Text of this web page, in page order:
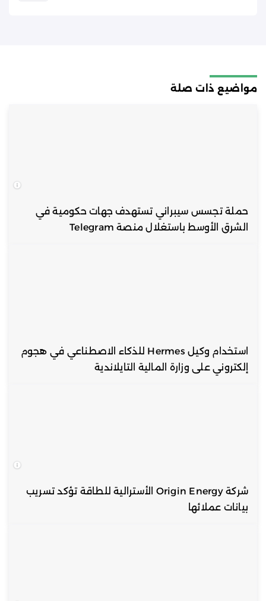
مواضيع ذات صلة
حملة تجسس سيبراني تستهدف جهات حكومية في
الشرق الأوسط باستغلال منصة Telegram
استخدام وكيل Hermes للذكاء الاصطناعي في هجوم
إلكتروني على وزارة المالية التايلاندية
شركة Origin Energy الأسترالية للطاقة تؤكد تسريب
بيانات عملائها